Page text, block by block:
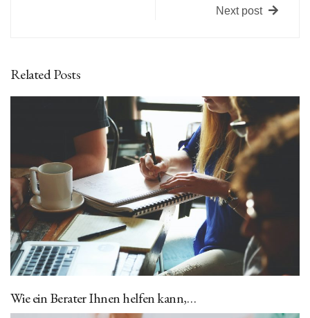
Next post
Related Posts
Wie ein Berater Ihnen helfen kann,…